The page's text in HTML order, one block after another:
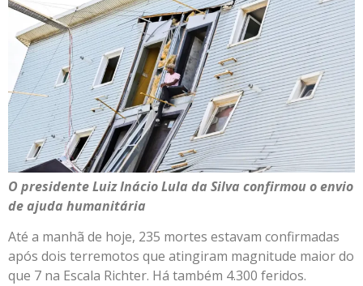
O presidente Luiz Inácio Lula da Silva confirmou o envio
de ajuda humanitária
Até a manhã de hoje, 235 mortes estavam confirmadas
após dois terremotos que atingiram magnitude maior do
que 7 na Escala Richter. Há também 4.300 feridos.